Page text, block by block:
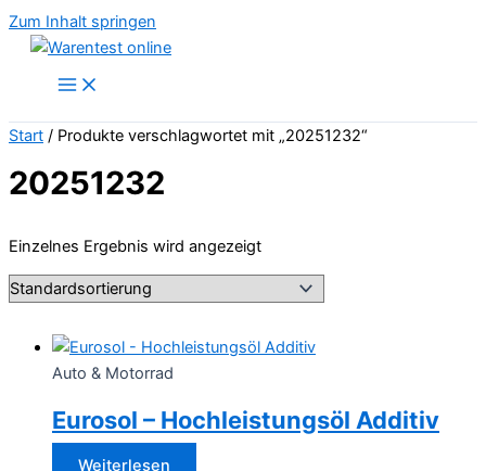
Zum Inhalt springen
Start / Produkte verschlagwortet mit „20251232“
20251232
Einzelnes Ergebnis wird angezeigt
Auto & Motorrad
Eurosol – Hochleistungsöl Additiv
Weiterlesen